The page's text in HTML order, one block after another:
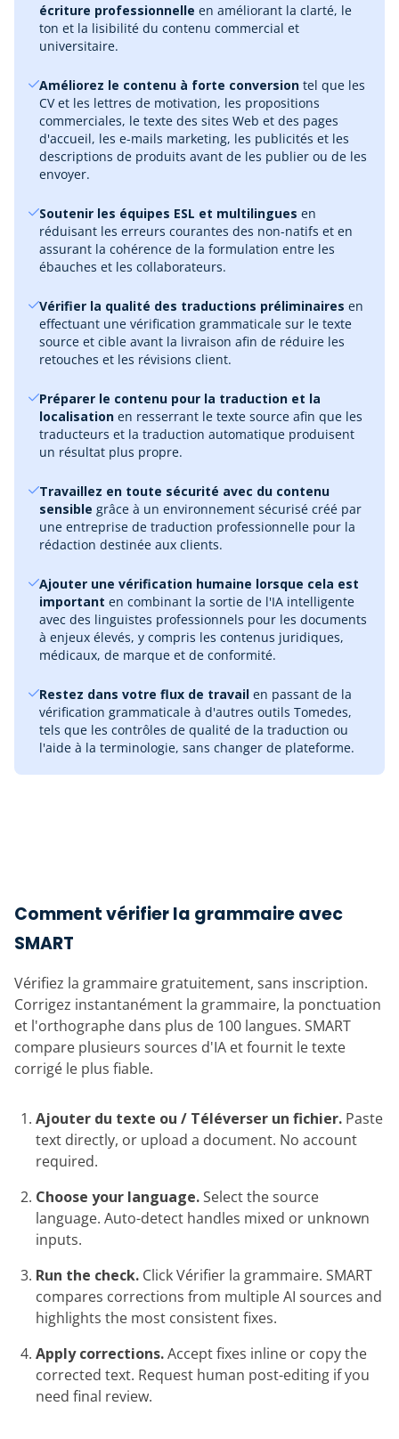
écriture professionnelle en améliorant la clarté, le
ton et la lisibilité du contenu commercial et
universitaire.
Améliorez le contenu à forte conversion tel que les
CV et les lettres de motivation, les propositions
commerciales, le texte des sites Web et des pages
d'accueil, les e-mails marketing, les publicités et les
descriptions de produits avant de les publier ou de les
envoyer.
Soutenir les équipes ESL et multilingues en
réduisant les erreurs courantes des non-natifs et en
assurant la cohérence de la formulation entre les
ébauches et les collaborateurs.
Vérifier la qualité des traductions préliminaires en
effectuant une vérification grammaticale sur le texte
source et cible avant la livraison afin de réduire les
retouches et les révisions client.
Préparer le contenu pour la traduction et la
localisation en resserrant le texte source afin que les
traducteurs et la traduction automatique produisent
un résultat plus propre.
Travaillez en toute sécurité avec du contenu
sensible grâce à un environnement sécurisé créé par
une entreprise de traduction professionnelle pour la
rédaction destinée aux clients.
Ajouter une vérification humaine lorsque cela est
important en combinant la sortie de l'IA intelligente
avec des linguistes professionnels pour les documents
à enjeux élevés, y compris les contenus juridiques,
médicaux, de marque et de conformité.
Restez dans votre flux de travail en passant de la
vérification grammaticale à d'autres outils Tomedes,
tels que les contrôles de qualité de la traduction ou
l'aide à la terminologie, sans changer de plateforme.
Comment vérifier la grammaire avec
SMART
Vérifiez la grammaire gratuitement, sans inscription.
Corrigez instantanément la grammaire, la ponctuation
et l'orthographe dans plus de 100 langues. SMART
compare plusieurs sources d'IA et fournit le texte
corrigé le plus fiable.
Ajouter du texte ou / Téléverser un fichier. Paste
text directly, or upload a document. No account
required.
Choose your language.Select the source
language. Auto-detect handles mixed or unknown
inputs.
Run the check. Click Vérifier la grammaire. SMART
compares corrections from multiple AI sources and
highlights the most consistent fixes.
Apply corrections.Accept fixes inline or copy the
corrected text. Request human post-editing if you
need final review.